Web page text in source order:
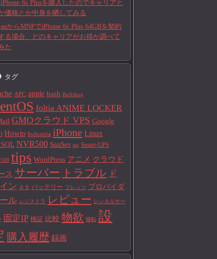
<div class="clearall"><{include file='db:system_notification_select.html'}></div>
iPhone 6s Plusを購入したのでキャリアと
価格とか中身を晒してみる
auからMNPでiPhone 6s Plus 64GBを契約
る場合、どのキャリアがお得か調べて
た
タグ
APC apple bash Buffshop
foltia ANIME LOCKER
GMOクラウド VPS Google
Howto Industria iPhone Linux
NVR500 SaaSes sip Smart-UPS
tips WordPress アニメ クラウド
ス サーバー トラブル ド
ン ネタ バッテリー フレッツ プロバイダ
ル レジストラ レビュー レンタルサー
固定IP 検証 比較 物欲 移転 設
購入履歴 録画